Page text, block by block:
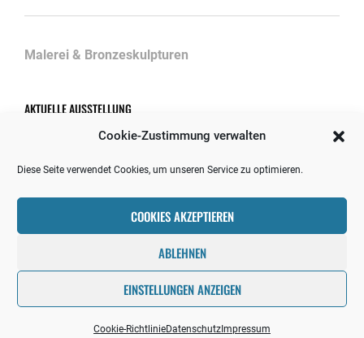
Cookie-Zustimmung verwalten
Diese Seite verwendet Cookies, um unseren Service zu optimieren.
COOKIES AKZEPTIEREN
ABLEHNEN
EINSTELLUNGEN ANZEIGEN
Cookie-RichtlinieDatenschutz Impressum
Malerei & Bronzeskulpturen
AKTUELLE AUSSTELLUNG
Ausstellungen/Projekte 2026
30. April 2026
Copyright © 2026VISIBLE COLOURSDatenschutz